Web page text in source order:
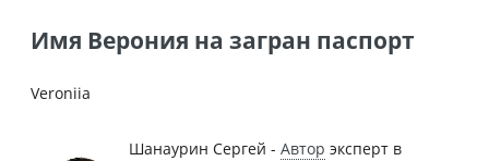
Имя Верония на загран паспорт
Veroniia
Шанаурин Сергей - Автор эксперт в